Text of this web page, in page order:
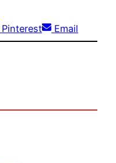
Share
on
Pinterest
Share
on
Email